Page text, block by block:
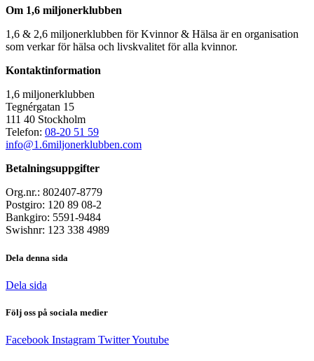
Om 1,6 miljonerklubben
1,6 & 2,6 miljonerklubben för Kvinnor & Hälsa är en organisation
som verkar för hälsa och livskvalitet för alla kvinnor.
Kontaktinformation
1,6 miljonerklubben
Tegnérgatan 15
111 40 Stockholm
Telefon: 08-20 51 59
info@1.6miljonerklubben.com
Betalningsuppgifter
Org.nr.: 802407-8779
Postgiro: 120 89 08-2
Bankgiro: 5591-9484
Swishnr: 123 338 4989
Dela denna sida
Dela sida
Följ oss på sociala medier
Facebook Instagram TwitterYoutube